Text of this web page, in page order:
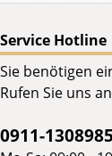
Service Hotline
Sie benötigen
Rufen Sie uns
0911-